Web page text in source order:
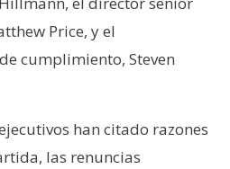
Price, y el
cumplimiento, Steven
han citado razones
las renuncias